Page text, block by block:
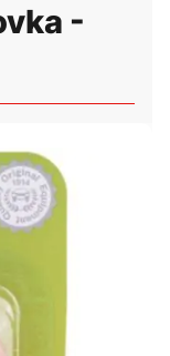
-